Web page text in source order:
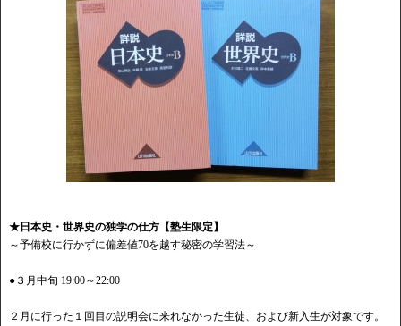
★日本史・世界史の独学の仕方【塾生限定】
～予備校に行かずに偏差値70を越す秘密の学習法～
●３月中旬 19:00～22:00
２月に行った１回目の説明会に来れなかった生徒、および新入生が対象です。